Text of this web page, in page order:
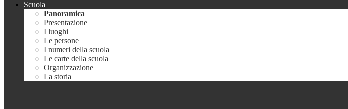
Scuola
Panoramica
Presentazione
I luoghi
Le persone
I numeri della scuola
Le carte della scuola
Organizzazione
La storia